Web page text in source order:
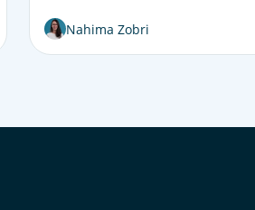
Nahima Zobri